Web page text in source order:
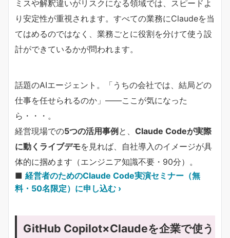
ミスや解釈違いがリスクになる領域では、スピードよ
り安定性が重視されます。すべての業務にClaudeを当
てはめるのではなく、業務ごとに役割を分けて使う設
計ができているかが問われます。
話題のAIエージェント。「うちの会社では、結局どの
仕事を任せられるのか」——ここが気になった
ら・・・。
経営現場での5つの活用事例と、 Claude Codeが実際
に動くライブデモを見れば、自社導入のイメージが具
体的に掴めます（エンジニア知識不要・90分）。
■ 経営者のためのClaude Code実演セミナー（無
料・50名限定）に申し込む ›
GitHub Copilot×Claudeを企業で使う